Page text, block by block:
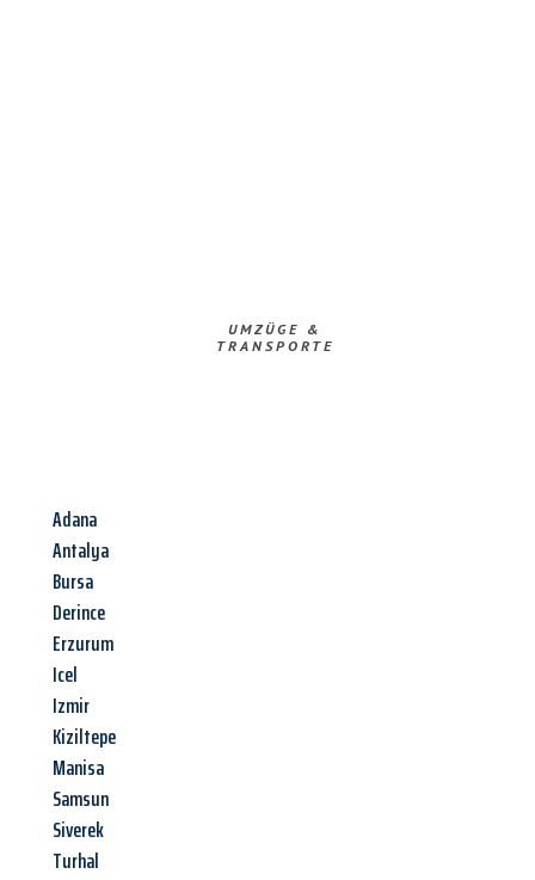
UMZÜGE &
TRANSPORTE
Adana
Antalya
Bursa
Derince
Erzurum
Icel
Izmir
Kiziltepe
Manisa
Samsun
Siverek
Turhal